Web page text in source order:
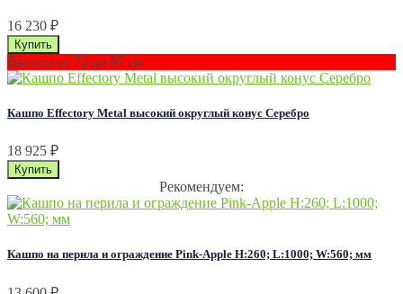
16 230 ₽
Высота от 72 до 97 см
Кашпо Effectory Metal высокий округлый конус Серебро
18 925 ₽
Рекомендуем:
Кашпо на перила и ограждение Pink-Apple H:260; L:1000; W:560; мм